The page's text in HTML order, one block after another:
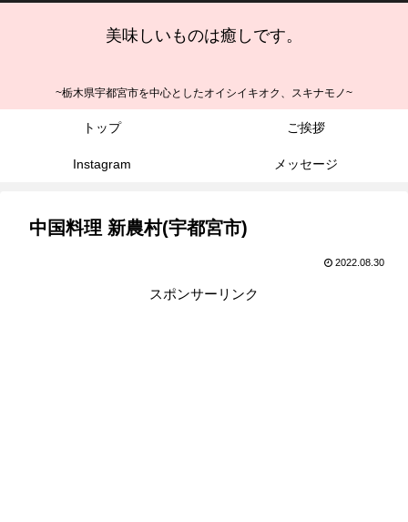
美味しいものは癒しです。
~栃木県宇都宮市を中心としたオイシイキオク、スキナモノ~
トップ ご挨拶
Instagram メッセージ
中国料理 新農村(宇都宮市)
2022.08.30
スポンサーリンク